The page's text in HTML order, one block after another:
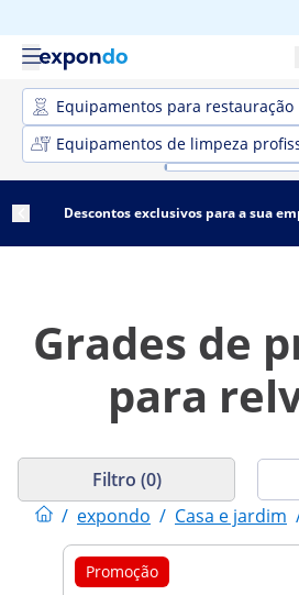
Equipamentos para restauração
Equipamentos de limpeza
Descontos exclusivos para a sua
Grades de
para
/ expondo / Casa e jardim
Filtro (0)
Promoção